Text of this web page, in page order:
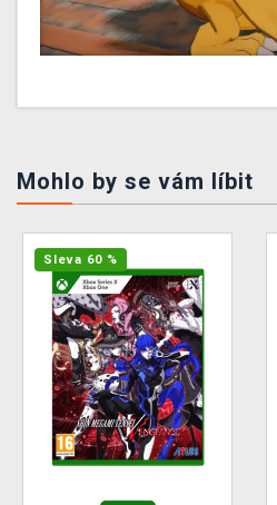
Mohlo by se vám líbit
Sleva 60 %